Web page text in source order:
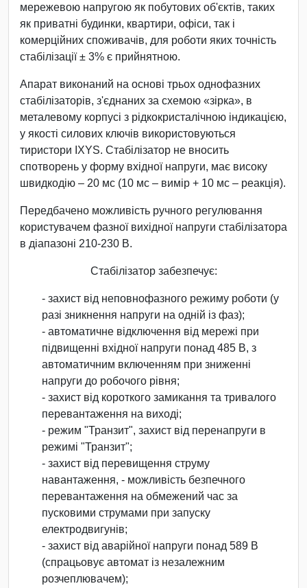
мережевою напругою як побутових об'єктів, таких
як приватні будинки, квартири, офіси, так і
комерційних споживачів, для роботи яких точність
стабілізації ± 3% є прийнятною.
Апарат виконаний на основі трьох однофазних
стабілізаторів, з'єднаних за схемою «зірка», в
металевому корпусі з рідкокристалічною індикацією,
у якості силових ключів використовуються
тиристори IXYS. Стабілізатор не вносить
спотворень у форму вхідної напруги, має високу
швидкодію – 20 мс (10 мс – вимір + 10 мс – реакція).
Передбачено можливість ручного регулювання
користувачем фазної вихідної напруги стабілізатора
в діапазоні 210-230 В.
Стабілізатор забезпечує:
- захист від неповнофазного режиму роботи (у
разі зникнення напруги на одній із фаз);
- автоматичне відключення від мережі при
підвищенні вхідної напруги понад 485 В, з
автоматичним включенням при зниженні
напруги до робочого рівня;
- захист від короткого замикання та тривалого
перевантаження на виході;
- режим "Транзит", захист від перенапруги в
режимі "Транзит";
- захист від перевищення струму
навантаження, - можливість безпечного
перевантаження на обмежений час за
пусковими струмами при запуску
електродвигунів;
- захист від аварійної напруги понад 589 В
(спрацьовує автомат із незалежним
розчеплювачем);